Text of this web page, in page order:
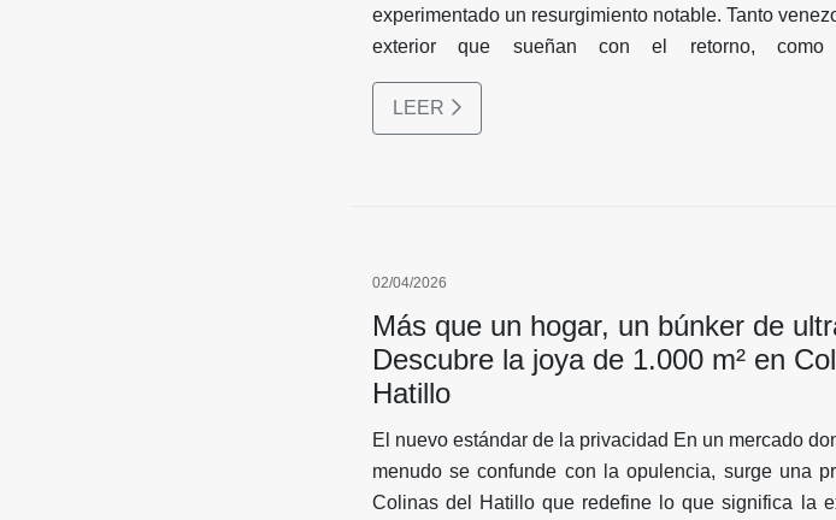
experimentado un resurgimiento notable. Tanto
exterior que sueñan con el retorno, como
internacionales que ven a Caracas como un
de capital", están buscando oportunidades. Sin
distancia plantea una pregunta fundamental: ¿Es
LEER
02/04/2026
Más que un hogar, un búnker de
Descubre la joya de 1.000 m² en
Hatillo
El nuevo estándar de la privacidad En un mercado
menudo se confunde con la opulencia, surge una
Colinas del Hatillo que redefine lo que significa la